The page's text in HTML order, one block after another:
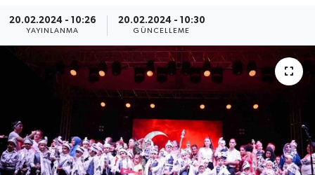
20.02.2024 - 10:26
YAYINLANMA
20.02.2024 - 10:30
GÜNCELLEME